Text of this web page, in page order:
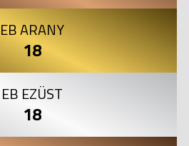
EB ARANY
18
EB EZÜST
18